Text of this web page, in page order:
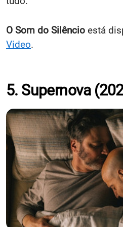
O Som do Silêncio está
Video.
5. Supernova